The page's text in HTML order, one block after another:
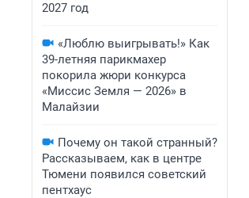
2027 год
«Люблю выигрывать!» Как
39-летняя парикмахер
покорила жюри конкурса
«Миссис Земля — 2026» в
Малайзии
Почему он такой странный?
Рассказываем, как в центре
Тюмени появился советский
пентхаус